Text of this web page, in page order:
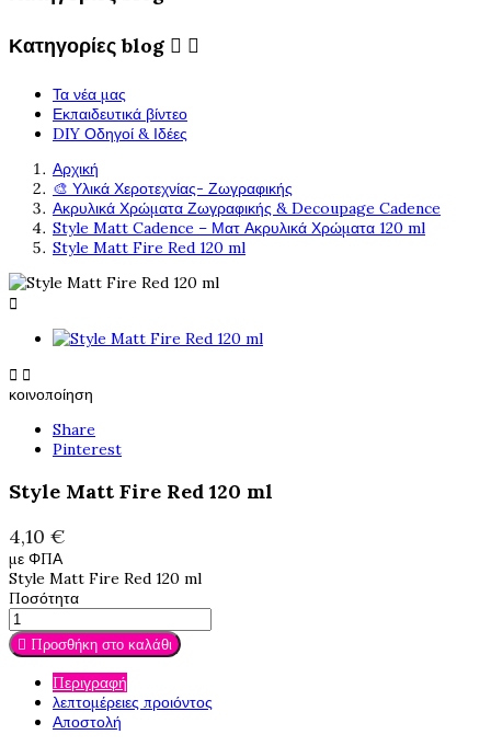
Κατηγορίες blog  
Τα νέα μας
Εκπαιδευτικά βίντεο
DIY Οδηγοί & Ιδέες
Αρχική
🎨 Υλικά Χεροτεχνίας- Ζωγραφικής
Ακρυλικά Χρώματα Ζωγραφικής & Decoupage Cadence
Style Matt Cadence – Ματ Ακρυλικά Χρώματα 120 ml
Style Matt Fire Red 120 ml

 
κοινοποίηση
Share
Pinterest
Style Matt Fire Red 120 ml
4,10 €
με ΦΠΑ
Style Matt Fire Red 120 ml
Ποσότητα
 Προσθήκη στο καλάθι
Περιγραφή
λεπτομέρειες προιόντος
Αποστολή